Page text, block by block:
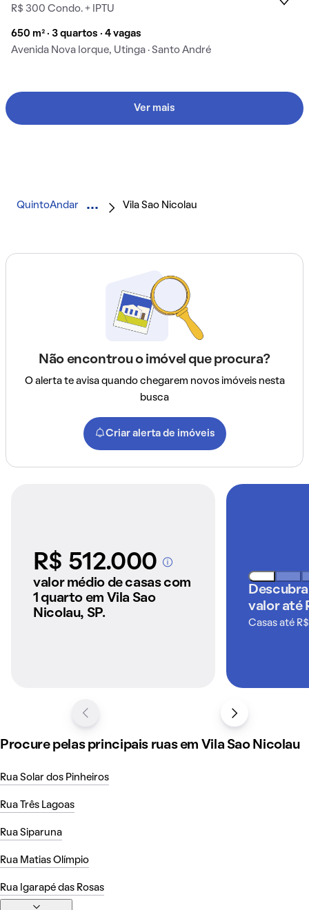
R$ 300 Condo. + IPTU
650 m² · 3 quartos · 4 vagas
Avenida Nova Iorque, Utinga · Santo André
Ver mais
QuintoAndar Vila Sao Nicolau
Não encontrou o imóvel que procura?
O alerta te avisa quando chegarem novos imóveis nesta
busca
Criar alerta de imóveis
R$ 512.000A partir dos imóveis
anunciados pelo
valor médio de casas com
1 quarto em Vila Sao
Nicolau, SP.
valor até
Casas até
Procure pelas principais ruas em Vila Sao Nicolau
Rua Solar dos Pinheiros
Rua Três Lagoas
Rua Siparuna
Rua Matias Olímpio
Rua Igarapé das Rosas